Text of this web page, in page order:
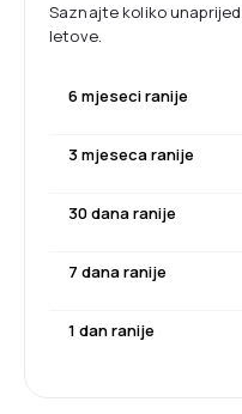
Saznajte koliko
letove.
6 mjeseci ranije
3 mjeseca ranije
30 dana ranije
7 dana ranije
1 dan ranije